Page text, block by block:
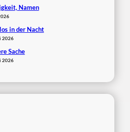
Namen
in der Nacht
2026
Sache
2026